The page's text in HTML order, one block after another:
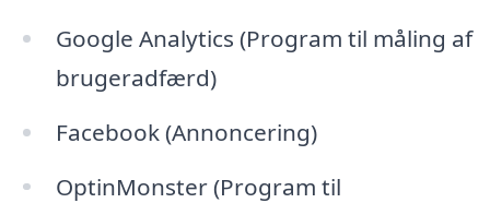
Google Analytics (Program til måling af
brugeradfærd)
Facebook (Annoncering)
OptinMonster (Program til